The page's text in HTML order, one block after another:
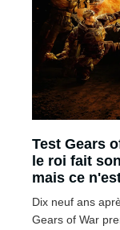
Test Gears
le roi fait
mais ce
déception
Dix neuf ans
Gears of War